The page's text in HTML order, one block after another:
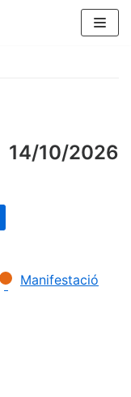
14/10/2026
Manifestació